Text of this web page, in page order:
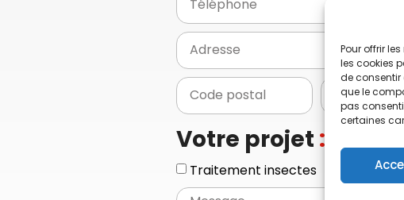
Pour offrir
les cookies
de consentir
que le
pas
certaines
Votre projet :
Traitement insectes Toiture